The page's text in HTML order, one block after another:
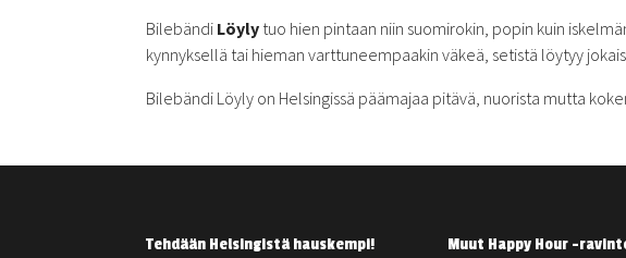
Bilebändi Löyly tuo hien pintaan niin suomirokin, popin kuin
kynnyksellä tai hieman varttuneempaakin väkeä, setistä löytyy
Bilebändi Löyly on Helsingissä päämajaa pitävä, nuorista mutta
Tehdään Helsingistä hauskempi! Muut Happy Hour -